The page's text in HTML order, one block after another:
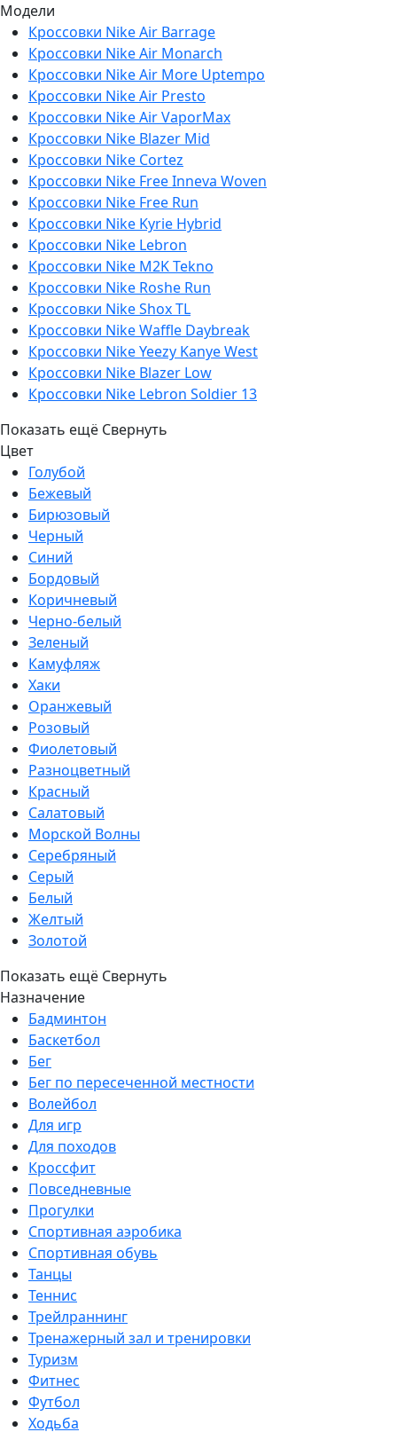
Модели
Кроссовки Nike Air Barrage
Кроссовки Nike Air Monarch
Кроссовки Nike Air More Uptempo
Кроссовки Nike Air Presto
Кроссовки Nike Air VaporMax
Кроссовки Nike Blazer Mid
Кроссовки Nike Cortez
Кроссовки Nike Free Inneva Woven
Кроссовки Nike Free Run
Кроссовки Nike Kyrie Hybrid
Кроссовки Nike Lebron
Кроссовки Nike M2K Tekno
Кроссовки Nike Roshe Run
Кроссовки Nike Shox TL
Кроссовки Nike Waffle Daybreak
Кроссовки Nike Yeezy Kanye West
Кроссовки Nike Blazer Low
Кроссовки Nike Lebron Soldier 13
Показать ещё Свернуть
Цвет
Голубой
Бежевый
Бирюзовый
Черный
Синий
Бордовый
Коричневый
Черно-белый
Зеленый
Камуфляж
Хаки
Оранжевый
Розовый
Фиолетовый
Разноцветный
Красный
Салатовый
Морской Волны
Серебряный
Серый
Белый
Желтый
Золотой
Показать ещё Свернуть
Назначение
Бадминтон
Баскетбол
Бег
Бег по пересеченной местности
Волейбол
Для игр
Для походов
Кроссфит
Повседневные
Прогулки
Спортивная аэробика
Спортивная обувь
Танцы
Теннис
Трейлраннинг
Тренажерный зал и тренировки
Туризм
Фитнес
Футбол
Ходьба